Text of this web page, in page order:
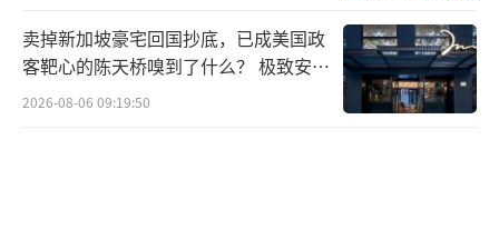
卖掉新加坡豪宅回国抄底，已成美国政
客靶心的陈天桥嗅到了什么？ 极致安全
的追寻
2026-08-06 09:19:50